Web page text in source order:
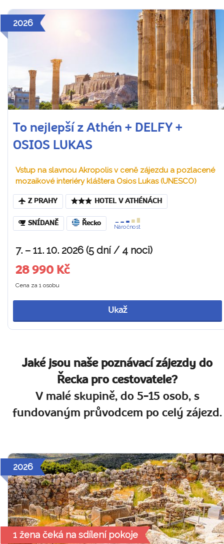
2026
To nejlepší z Athén + DELFY +
OSIOS LUKAS
Vstup na slavnou Akropolis v ceně zájezdu a pozlacené
mozaikové interiéry kláštera Osios Lukas (UNESCO)
Z PRAHY HOTEL V ATHÉNÁCH
SNÍDANĚ Řecko
Náročnost
7. – 11. 10. 2026 (5 dní / 4 noci)
28 990 Kč
Cena za 1 osobu
Ukaž
Jaké jsou naše poznávací zájezdy do
Řecka pro cestovatele?
V malé skupině, do 5-15 osob, s
fundovaným průvodcem po celý zájezd.
2026
1 žena čeká na sdílení pokoje